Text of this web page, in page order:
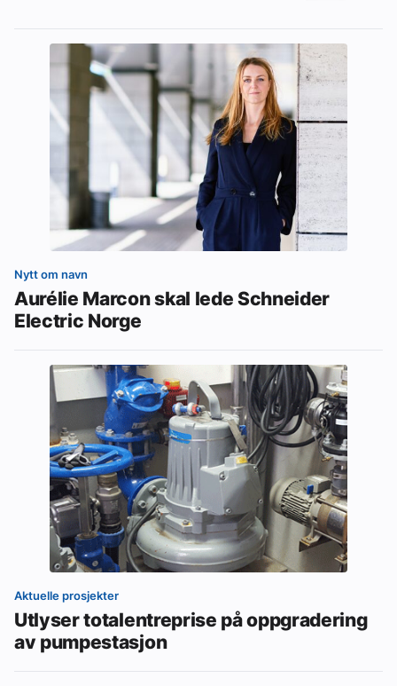
Nytt om navn
Aurélie Marcon skal lede Schneider
Electric Norge
Aktuelle prosjekter
Utlyser totalentreprise på oppgradering
av pumpestasjon